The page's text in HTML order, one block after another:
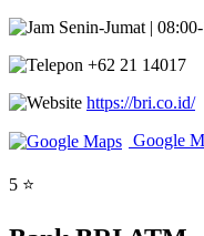
Senin-Jumat |
+62 21 14017
https://bri.co.id/
Google
5 ⭐